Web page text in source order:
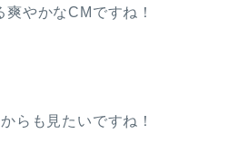
やかなCMですね！
らも見たいですね！